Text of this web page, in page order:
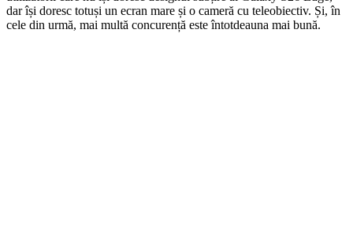
dar își doresc totuși un ecran mare și o cameră cu teleobiectiv. Și, în
cele din urmă, mai multă concurență este întotdeauna mai bună.